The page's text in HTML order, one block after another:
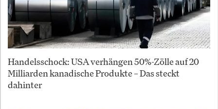
Handelsschock: USA verhängen 50%-Zölle auf 20
Milliarden kanadische Produkte – Das steckt
dahinter